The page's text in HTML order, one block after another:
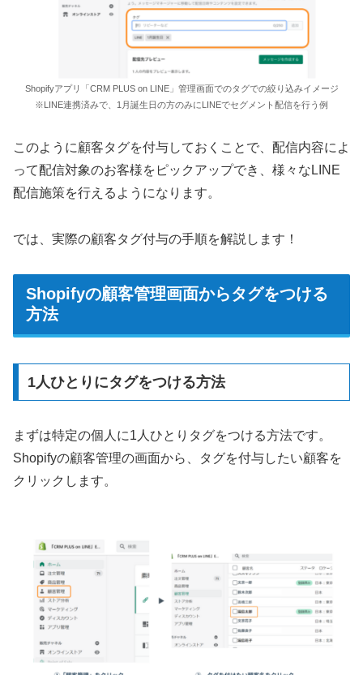
Shopifyアプリ「CRM PLUS on LINE」管理画面でのタグでの絞り込みイメージ
※LINE連携済みで、1月誕生日の方のみにLINEでセグメント配信を行う例
このように顧客タグを付与しておくことで、配信内容によ
って配信対象のお客様をピックアップでき、様々なLINE
配信施策を行えるようになります。
では、実際の顧客タグ付与の手順を解説します！
Shopifyの顧客管理画面からタグをつける
方法
1人ひとりにタグをつける方法
まずは特定の個人に1人ひとりタグをつける方法です。
Shopifyの顧客管理の画面から、タグを付与したい顧客を
クリックします。